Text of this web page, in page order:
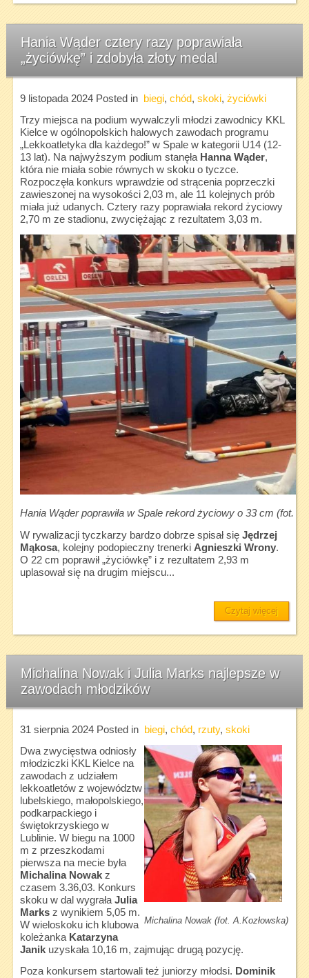
Hania Wąder cztery razy poprawiała
„życiówkę” i zdobyła złoty medal
9 listopada 2024Posted in biegi, chód, skoki, życiówki
Trzy miejsca na podium wywalczyli młodzi zawodnicy KKL
Kielce w ogólnopolskich halowych zawodach programu
„Lekkoatletyka dla każdego!” w Spale w kategorii U14 (12-
13 lat). Na najwyższym podium stanęła Hanna Wąder,
która nie miała sobie równych w skoku o tyczce.
Rozpoczęła konkurs wprawdzie od strącenia poprzeczki
zawieszonej na wysokości 2,03 m, ale 11 kolejnych prób
miała już udanych. Cztery razy poprawiała rekord życiowy
2,70 m ze stadionu, zwyciężając z rezultatem 3,03 m.
Hania Wąder poprawiła w Spale rekord życiowy o 33 cm (fot.
W rywalizacji tyczkarzy bardzo dobrze spisał się Jędrzej
Mąkosa, kolejny podopieczny trenerki Agnieszki Wrony.
O 22 cm poprawił „życiówkę” i z rezultatem 2,93 m
uplasował się na drugim miejscu...
Czytaj więcej
Michalina Nowak i Julia Marks najlepsze w
zawodach młodzików
31 sierpnia 2024Posted in biegi, chód, rzuty, skoki
Michalina Nowak (fot. A.Kozłowska)
Dwa zwycięstwa odniosły
młodziczki KKL Kielce na
zawodach z udziałem
lekkoatletów z województw
lubelskiego, małopolskiego,
podkarpackiego i
świętokrzyskiego w
Lublinie. W biegu na 1000
m z przeszkodami
pierwsza na mecie była
Michalina Nowakz
czasem 3.36,03. Konkurs
skoku w dal wygrała Julia
Marksz wynikiem 5,05 m.
W wieloskoku ich klubowa
koleżanka Katarzyna
Janikuzyskała 10,16 m, zajmując drugą pozycję.
Poza konkursem startowali też juniorzy młodsi. Dominik